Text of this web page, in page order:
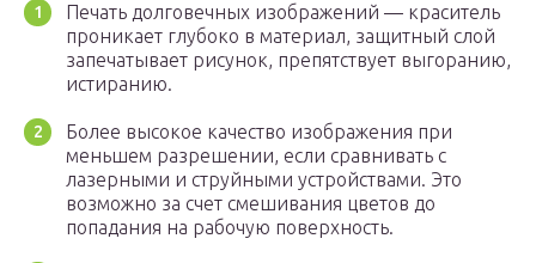
Печать долговечных изображений — краситель
проникает глубоко в материал, защитный слой
запечатывает рисунок, препятствует выгоранию,
истиранию.
Более высокое качество изображения при
меньшем разрешении, если сравнивать с
лазерными и струйными устройствами. Это
возможно за счет смешивания цветов до
попадания на рабочую поверхность.